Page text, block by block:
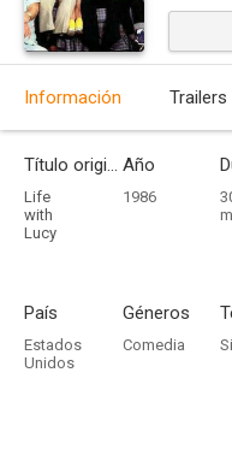
Información Trailers
Título original
Life
with
Lucy
Año
1986
País
Estados
Unidos
Géneros
Comedia